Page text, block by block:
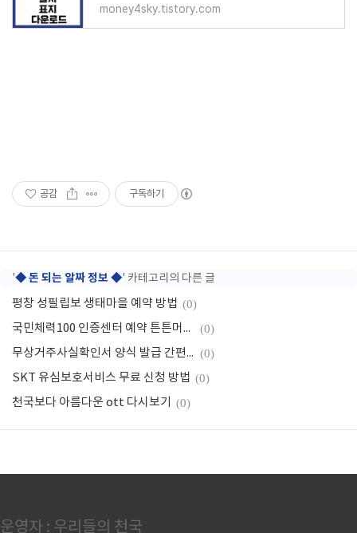
money4sky.tistory.com
공감 구독하기
'◆ 돈 되는 알짜 정보 ◆' 카테고리의 다른 글
평창 성필립보 생태마을 예약 방법 (0)
국민체력100 인증센터 예약 튼튼머니 적립 (0)
무상거주사실확인서 양식 발급 간편 다운로드 (0)
SKT 유심보호서비스 무료 신청 방법 (0)
천국보다 아름다운 ott 다시보기 (0)
운영자 : 우리들의 천국